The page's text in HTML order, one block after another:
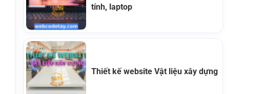
tính, laptop
Thiết kế website Vật liệu xây dựng